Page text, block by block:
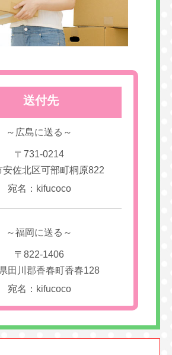
送付先
～広島に送る～
〒731-0214
安佐北区可部町桐原822
宛名：kifucoco
～福岡に送る～
〒822-1406
田川郡香春町香春128
宛名：kifucoco